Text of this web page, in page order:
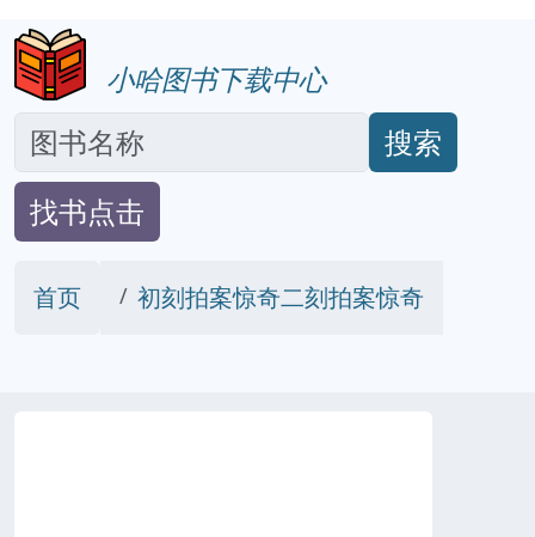
小哈图书下载中心
搜索
找书点击
首页 初刻拍案惊奇二刻拍案惊奇